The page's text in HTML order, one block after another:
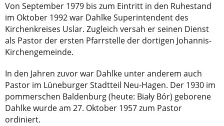
Von September 1979 bis zum Eintritt in den Ruhestand
im Oktober 1992 war Dahlke Superintendent des
Kirchenkreises Uslar. Zugleich versah er seinen Dienst
als Pastor der ersten Pfarrstelle der dortigen Johannis-
Kirchengemeinde.
In den Jahren zuvor war Dahlke unter anderem auch
Pastor im Lüneburger Stadtteil Neu-Hagen. Der 1930 im
pommerschen Baldenburg (heute: Biały Bór) geborene
Dahlke wurde am 27. Oktober 1957 zum Pastor
ordiniert.